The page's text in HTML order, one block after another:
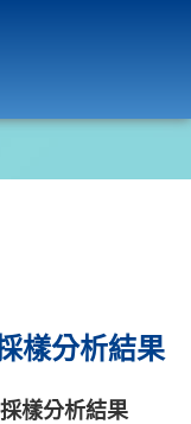
樣分析結果
樣分析結果